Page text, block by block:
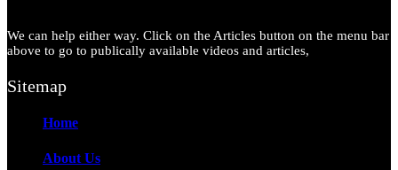
We can help either way. Click on the Articles button on the menu bar
above to go to publically available videos and articles,
Sitemap
Home
About Us